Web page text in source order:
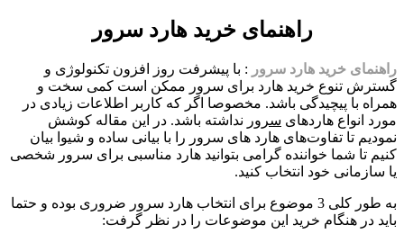
راهنمای خرید هارد سرور
راهنمای خرید هارد سرور : با پیشرفت روز افزون تکنولوژی و
گسترش تنوع خرید هارد برای سرور ممکن است کمی سخت و
همراه با پیچیدگی باشد. مخصوصا اگر که کاربر اطلاعات زیادی در
مورد انواع هاردهای سرور نداشته باشد. در این مقاله کوشش
نمودیم تا تفاوت‌های هارد های سرور را با بیانی ساده و شیوا بیان
کنیم تا شما خواننده گرامی بتوانید هارد مناسبی برای سرور شخصی
یا سازمانی خود انتخاب کنید.
به طور کلی 3 موضوع برای انتخاب هارد سرور ضروری بوده و حتما
باید در هنگام خرید این موضوعات را در نظر گرفت: